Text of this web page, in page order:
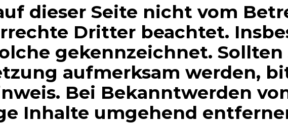
dieser Seite nicht vom
Dritter beachtet.
gekennzeichnet.
aufmerksam werden,
Bei Bekanntwerden
Inhalte umgehend